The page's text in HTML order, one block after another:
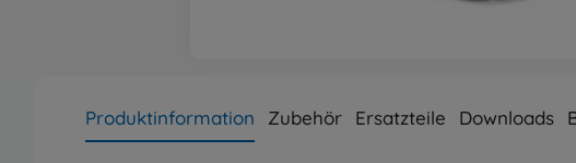
Produktinformation Zubehör Ersatzteile Downloads